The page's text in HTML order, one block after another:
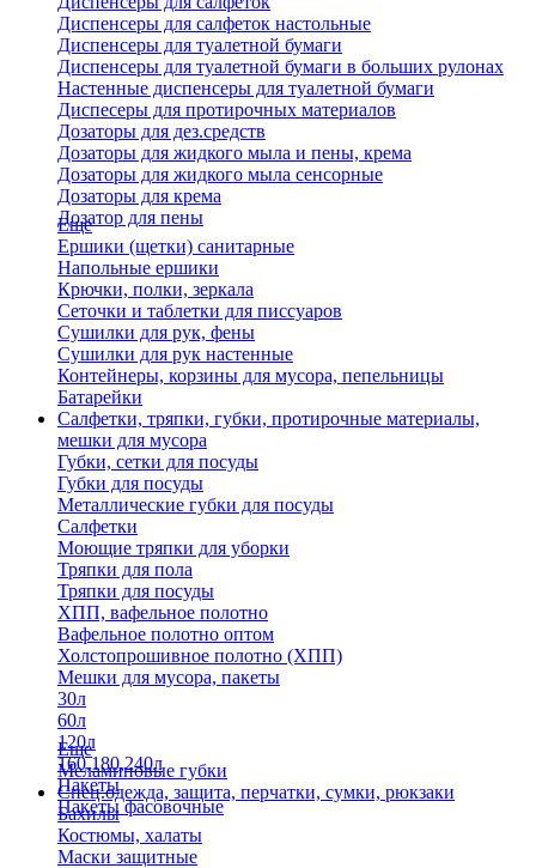
Диспенсеры для салфеток настольные
Диспенсеры для туалетной бумаги
Диспенсеры для туалетной бумаги в больших рулонах
Настенные диспенсеры для туалетной бумаги
Диспесеры для протирочных материалов
Дозаторы для дез.средств
Дозаторы для жидкого мыла и пены, крема
Дозаторы для жидкого мыла сенсорные
Дозаторы для крема
Дозатор для пены
Еще
Ершики (щетки) санитарные
Напольные ершики
Крючки, полки, зеркала
Сеточки и таблетки для писсуаров
Сушилки для рук, фены
Сушилки для рук настенные
Контейнеры, корзины для мусора, пепельницы
Батарейки
Салфетки, тряпки, губки, протирочные материалы,
мешки для мусора
Губки, сетки для посуды
Губки для посуды
Металлические губки для посуды
Салфетки
Моющие тряпки для уборки
Тряпки для пола
Тряпки для посуды
ХПП, вафельное полотно
Вафельное полотно оптом
Холстопрошивное полотно (ХПП)
Мешки для мусора, пакеты
30л
60л
120л
160,180,240л
Пакеты
Пакеты фасовочные
Еще
Меламиновые губки
Спец.одежда, защита, перчатки, сумки, рюкзаки
Бахилы
Костюмы, халаты
Маски защитные